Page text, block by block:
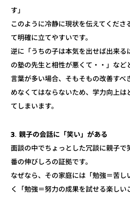
す」
このように冷静に現状を伝えてくださ
て明確に立てやすいです。
逆に「うちの子は本気を出せば出来る
の塾の先生と相性が悪くて・・」など
言葉が多い場合、そもそもの改善すべ
めなくてはならないため、学力向上は
てしまいます。
3. 親子の会話に「笑い」がある
面談の中でちょっとした冗談に親子で
番の伸びしろの証拠です。
なぜなら、その家庭には「勉強＝苦し
く「勉強＝努力の成果を試せる楽しい